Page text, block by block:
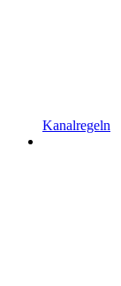
Kanalregeln